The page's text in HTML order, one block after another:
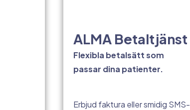
ALMA Betaltjänst
Flexibla betalsätt som
passar dina patienter.
Erbjud faktura eller smidig SMS-